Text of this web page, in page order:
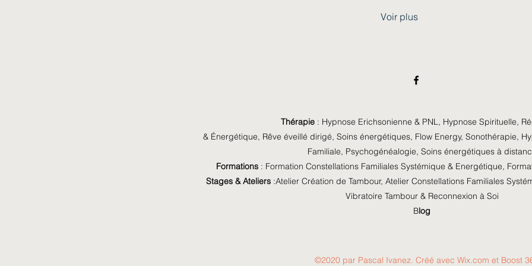
profondément l’humain. Il
rencontre, d’une remise
en question ou d’un
personnage. Pas pour
des mots sur ce qui
remue profondément
l’humain. Il y aura
probablement...
y
Voir plus
Thérapie: Hypnose Erichsonienne & PNL, Hypnose Spirituelle,
& Énergétique, Rêve éveillé dirigé, Soins énergétiques, Flow Energy, Sonothérapie,
Familiale, Psychogénéalogie, Soins énergétiquesà
Formations: Formation Constellations Familiales Systémique & Energétique,
Stages & Ateliers :Atelier Création de Tambour, Atelier Constellations Familiales
Vibratoire Tambour & Reconnexion à Soi
Blog
©2020 par Pascal Ivanez. Créé avec Wix.com etBoost